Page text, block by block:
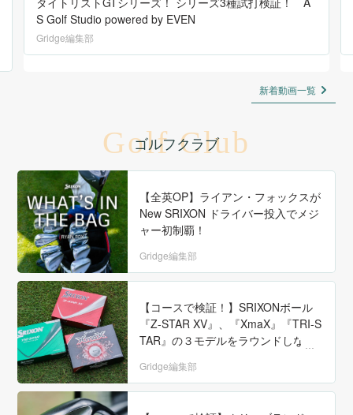
新着動画一覧
S Golf Studio powered by EVEN
Gridge編集部
ゴルフクラブ
Golf Club
【全英OP】ライアン・フォックスが
New SRIXON ドライバー投入でメジ
ャー初制覇！
Gridge編集部
【コースで検証！】SRIXONボール
『Z-STAR XV』、『XmaX』『TRI-S
TAR』の３モデルをラウンドしなが
Gridge編集部